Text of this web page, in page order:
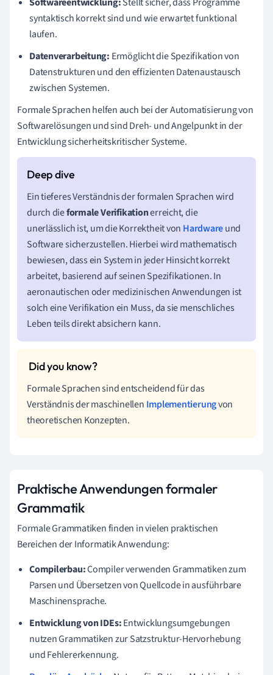
syntaktisch korrekt sind und wie erwartet funktional
laufen.
Datenverarbeitung: Ermöglicht die Spezifikation von
Datenstrukturen und den effizienten Datenaustausch
zwischen Systemen.
Formale Sprachen helfen auch bei der Automatisierung von
Softwarelösungen und sind Dreh- und Angelpunkt in der
Entwicklung sicherheitskritischer Systeme.
Ein tieferes Verständnis der formalen Sprachen wird
durch dieformale Verifikationerreicht, die
unerlässlich ist, um die Korrektheit von Hardwareund
Software sicherzustellen. Hierbei wird mathematisch
bewiesen, dass ein System in jeder Hinsicht korrekt
arbeitet, basierend auf seinen Spezifikationen. In
aeronautischen oder medizinischen Anwendungen ist
solch eine Verifikation ein Muss, da sie menschliches
Leben teils direkt absichern kann.
Formale Sprachen sind entscheidend für das
Verständnis der maschinellen Implementierungvon
theoretischen Konzepten.
Praktische Anwendungen formaler
Grammatik
Formale Grammatiken finden in vielen praktischen
Bereichen der Informatik Anwendung:
Compilerbau:Compiler verwenden Grammatiken zum
Parsen und Übersetzen von Quellcode in ausführbare
Maschinensprache.
Entwicklung von IDEs:Entwicklungsumgebungen
nutzen Grammatiken zur Satzstruktur-Hervorhebung
und Fehlererkennung.